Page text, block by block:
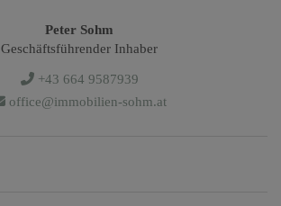
Peter Sohm
Geschäftsführender Inhaber
+43 664 9587939
office@immobilien-sohm.at